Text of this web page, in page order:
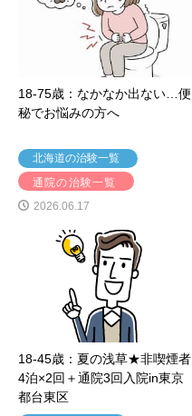
18-75歳：なかなか出ない…便
秘でお悩みの方へ
北海道の治験一覧
通院の治験一覧
2026.06.17
18-45歳：夏の浅草★非喫煙者
4泊×2回＋通院3回入院in東京
都台東区